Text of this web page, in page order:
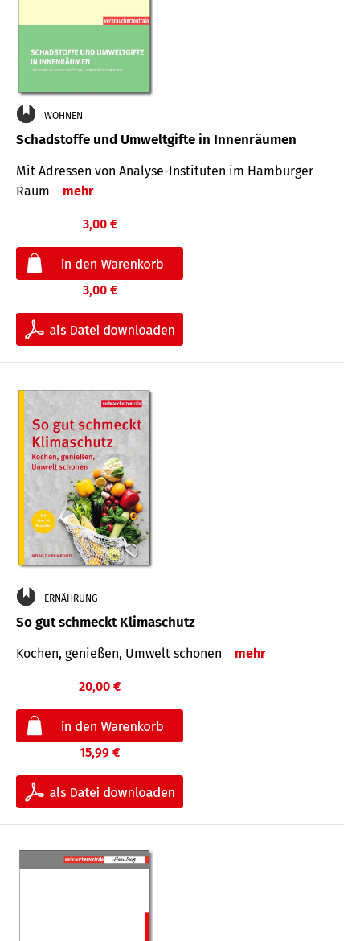
WOHNEN
Schadstoffe und Umweltgifte in Innenräumen
Mit Adressen von Analyse-Insti­tuten im Hamburger
Raum
mehr
3,00 €
3,00 €
ERNÄHRUNG
So gut schmeckt Klimaschutz
Kochen, genießen, Umwelt schonen mehr
20,00 €
15,99 €